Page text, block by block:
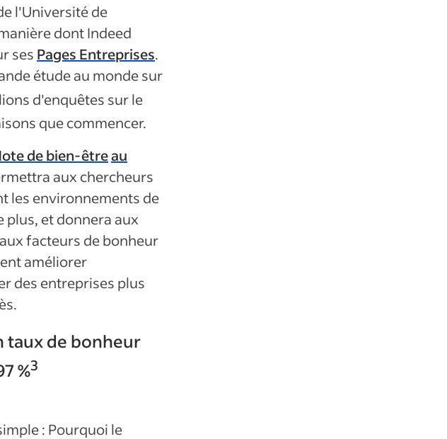
l'Université de
dont Indeed
ses Pages Entreprises.
étude au monde sur
d'enquêtes sur le
que commencer.
de bien-êtreau
aux chercheurs
les environnements de
et donnera aux
facteurs de bonheur
améliorer
des entreprises plus
taux de bonheur
%3
: Pourquoi le